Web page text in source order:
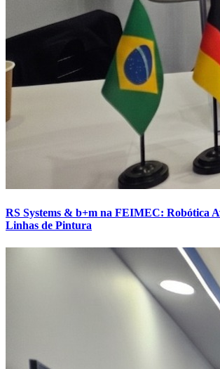
RS Systems & b+m na FEIMEC: Robótica
Linhas de Pintura